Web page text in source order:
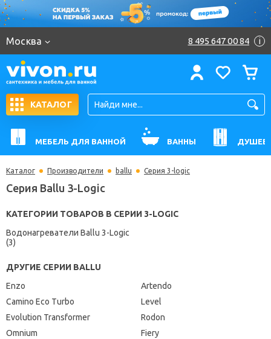
Москва 8 495 647 00 84 i
КАТАЛОГ
МЕБЕЛЬ ДЛЯ ВАННОЙ ВАННЫ
Каталог Производители ballu Серия 3-logic
Серия Ballu 3-Logic
КАТЕГОРИИ ТОВАРОВ В СЕРИИ 3-LOGIC
Водонагреватели Ballu 3-Logic
(3)
ДРУГИЕ СЕРИИ BALLU
Enzo
Camino Eco Turbo
Evolution Transformer
Omnium
Artendo
Level
Rodon
Fiery